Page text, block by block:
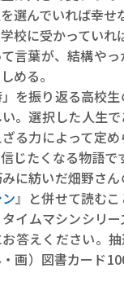
選んでいれば幸せ
校に受かってい
言葉が、結構や
める。
を振り返る高校
。選択した人生
る力によって定
じたくなる物語で
に紡いだ畑野さ
』と併せて読む
イムマシンシリ
答えください。
画）図書カード